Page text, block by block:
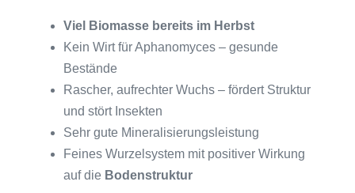
Viel Biomasse bereits im Herbst
Kein Wirt für Aphanomyces – gesunde
Bestände
Rascher, aufrechter Wuchs – fördert Struktur
und stört Insekten
Sehr gute Mineralisierungsleistung
Feines Wurzelsystem mit positiver Wirkung
auf die Bodenstruktur